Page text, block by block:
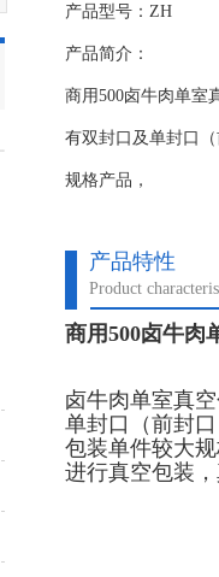
产品型号：ZH
产品简介：
商用500卤牛肉单室
有双封口及单封口
规格产品，
产品特性
Product
商用500卤牛肉
卤牛肉单室真
单封口（前封
包装单件较大
进行真空包装